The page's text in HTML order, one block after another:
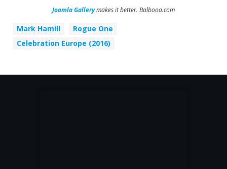
Joomla Gallerymakes it better. Balbooa.com
Mark Hamill
Rogue One
Celebration Europe (2016)